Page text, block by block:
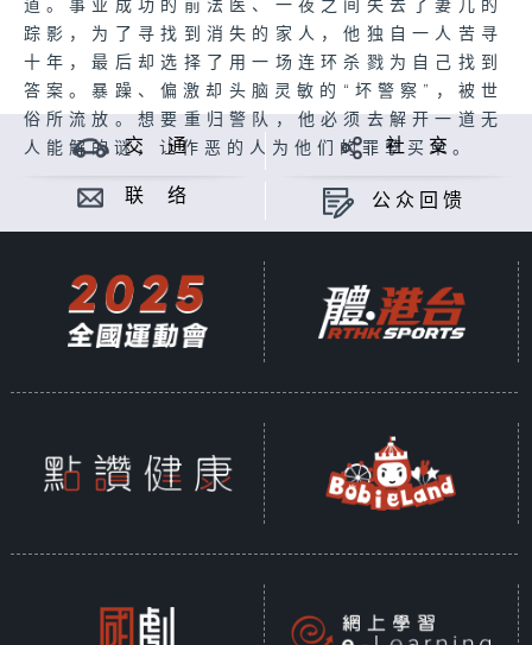
道。事业成功的前法医、一夜之间失去了妻儿的
踪影，为了寻找到消失的家人，他独自一人苦寻
十年，最后却选择了用一场连环杀戮为自己找到
答案。暴躁、偏激却头脑灵敏的“坏警察”，被世
俗所流放。想要重归警队，他必须去解开一道无
人能解的谜，让作恶的人为他们的罪孽买单。
交 通 社 交
联 络 公众回馈